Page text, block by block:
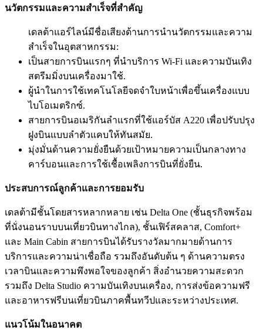
นวัตกรรมและความสำเร็จที่สำคัญ
เดลต้าแอร์ไลน์มีชื่อเสียงด้านการนำนวัตกรรมและความ
สำเร็จในอุตสาหกรรม:
เป็นสายการบินแรกๆ ที่นำบริการ Wi-Fi และความบันเทิง
สตรีมมิ่งบนเครื่องมาใช้.
ผู้นำในการใช้เทคโนโลยีจดจำใบหน้าเพื่อขึ้นเครื่องแบบ
ไบโอเมตริกซ์.
สายการบินอเมริกันลำแรกที่ใช้แอร์บัส A220 เพื่อปรับปรุง
ฝูงบินแบบลำตัวแคบให้ทันสมัย.
มุ่งมั่นด้านความยั่งยืนด้วยเป้าหมายความเป็นกลางทาง
คาร์บอนและการใช้เชื้อเพลิงการบินที่ยั่งยืน.
ประสบการณ์ลูกค้าและการยอมรับ
เดลต้ามีชั้นโดยสารหลากหลาย เช่น Delta One (ชั้นธุรกิจพร้อม
ที่นั่งนอนราบบนเที่ยวบินทางไกล), ชั้นเฟิร์สคลาส, Comfort+
และ Main Cabin สายการบินได้รับรางวัลมากมายด้านการ
บริการและความน่าเชื่อถือ รวมถึงอันดับต้น ๆ ด้านความตรง
เวลาบินและความพึงพอใจของลูกค้า สิ่งอำนวยความสะดวก
รวมถึง Delta Studio ความบันเทิงบนเครื่อง, การส่งข้อความฟรี
และอาหารฟรีบนเที่ยวบินภาคพื้นทวีปและระหว่างประเทศ.
แนวโน้มในอนาคต